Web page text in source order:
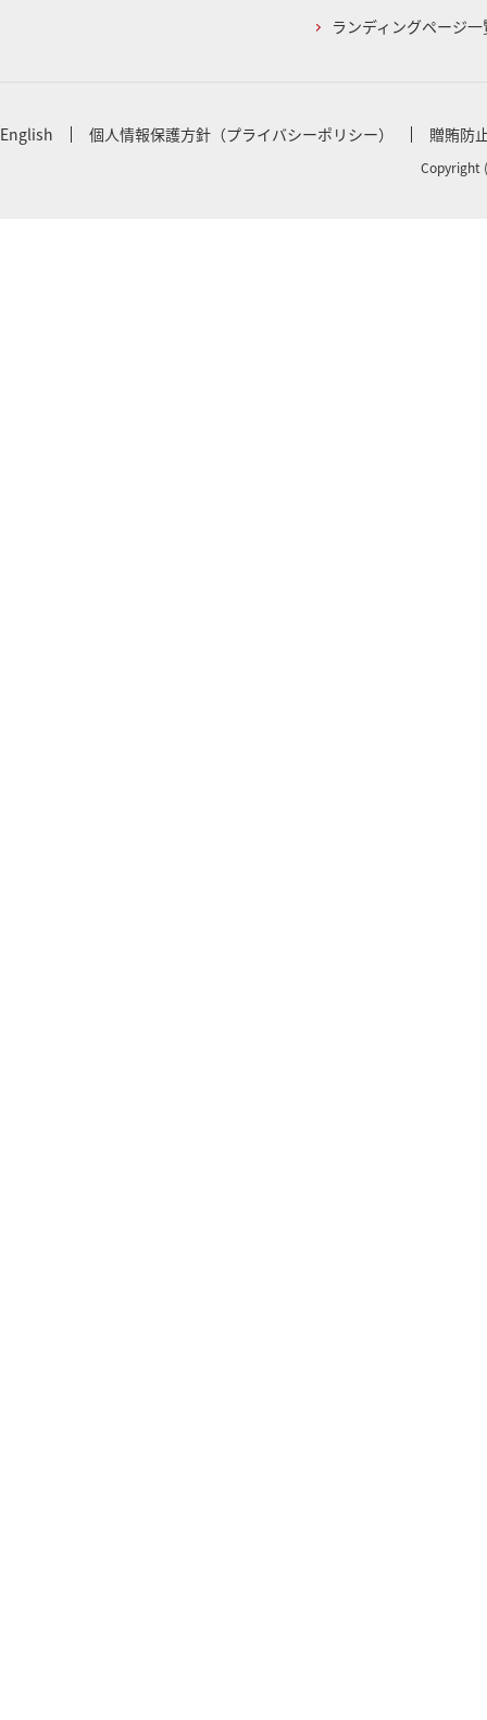
ランディングページ一
English 個人情報保護方針（プライバシーポリシー） 贈賄防
Copyright